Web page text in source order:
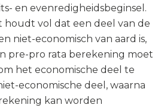
en evenredigheidsbeginsel.
houdt vol dat een deel van de
niet-economisch van aard is,
pre-pro rata berekening moet
het economische deel te
economische deel, waarna
kan worden